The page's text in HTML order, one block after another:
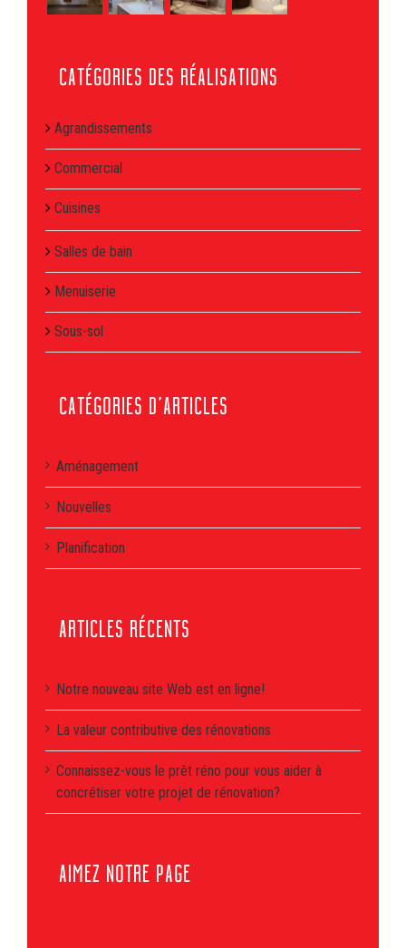
CATÉGORIES DES RÉALISATIONS
Agrandissements
Commercial
Cuisines
Salles de bain
Menuiserie
Sous-sol
CATÉGORIES D’ARTICLES
Aménagement
Nouvelles
Planification
ARTICLES RÉCENTS
Notre nouveau site Web est en ligne!
La valeur contributive des rénovations
Connaissez-vous le prêt réno pour vous aider à
concrétiser votre projet de rénovation?
AIMEZ NOTRE PAGE